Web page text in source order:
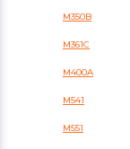
M350B
M361C
M400A
M541
M551